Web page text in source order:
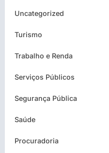
Uncategorized
Turismo
Trabalho e Renda
Serviços Públicos
Segurança Pública
Saúde
Procuradoria